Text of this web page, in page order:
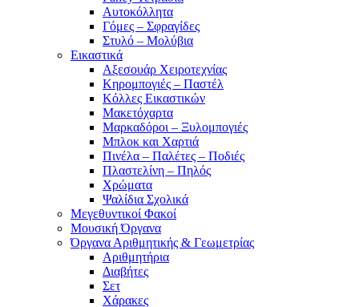
Αυτοκόλλητα
Γόμες – Σφραγίδες
Στυλό – Μολύβια
Εικαστικά
Αξεσουάρ Χειροτεχνίας
Κηρομπογιές – Παστέλ
Κόλλες Εικαστικών
Μακετόχαρτα
Μαρκαδόροι – Ξυλομπογιές
Μπλοκ και Χαρτιά
Πινέλα – Παλέτες – Ποδιές
Πλαστελίνη – Πηλός
Χρώματα
Ψαλίδια Σχολικά
Μεγεθυντικοί Φακοί
Μουσική Όργανα
Όργανα Αριθμητικής & Γεωμετρίας
Αριθμητήρια
Διαβήτες
Σετ
Χάρακες